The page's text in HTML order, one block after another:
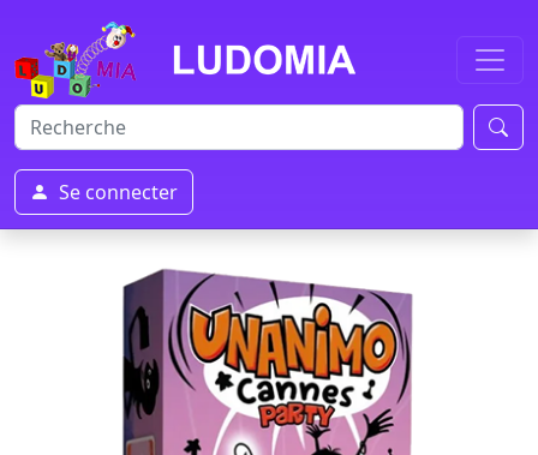
Se connecter